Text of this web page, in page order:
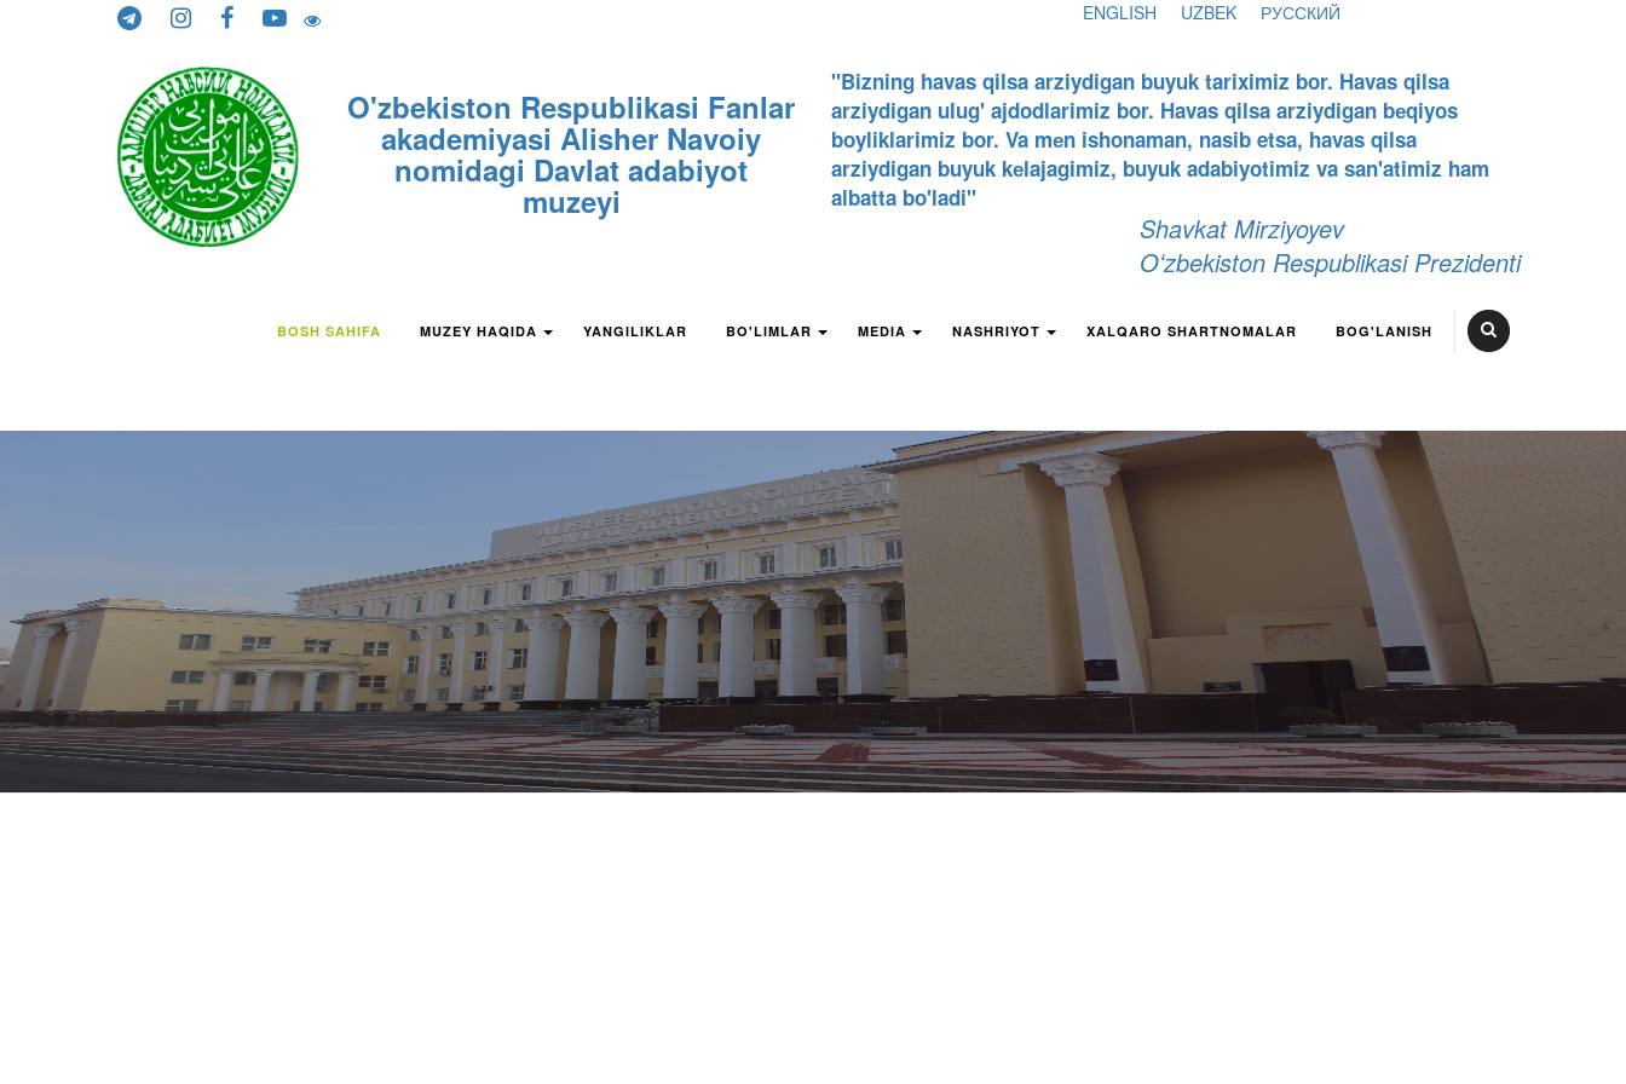
ENGLISH UZBEK РУССКИЙ
O'zbekiston Respublikasi Fanlar
akademiyasi Alisher Navoiy
nomidagi Davlat adabiyot
muzeyi
"Bizning havas qilsa arziydigan buyuk tariximiz bor. Havas qilsa
arziydigan ulug' ajdodlarimiz bor. Havas qilsa arziydigan bеqiyos
boyliklarimiz bor. Va mеn ishonaman, nasib etsa, havas qilsa
arziydigan buyuk kеlajagimiz, buyuk adabiyotimiz va san'atimiz ham
albatta bo'ladi"
Shavkat Mirziyoyev
Oʻzbekiston Respublikasi Prezidenti
BOSH SAHIFA MUZEY HAQIDA YANGILIKLAR BO'LIMLAR MEDIA NASHRIYOT XALQARO SHARTNOMALAR BOG'LANISH